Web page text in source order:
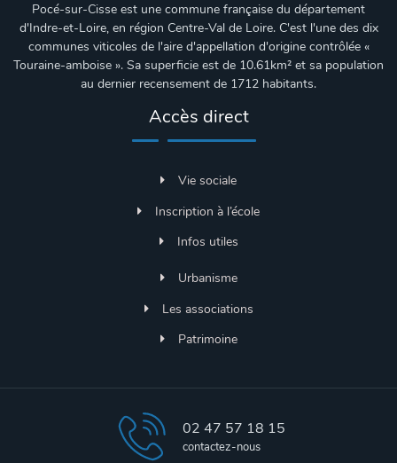
Pocé-sur-Cisse est une commune française du département
d'Indre-et-Loire, en région Centre-Val de Loire. C'est l'une des dix
communes viticoles de l'aire d'appellation d'origine contrôlée «
Touraine-amboise ». Sa superficie est de 10.61km² et sa population
au dernier recensement de 1712 habitants.
Accès direct
Vie sociale
Inscription à l’école
Infos utiles
Urbanisme
Les associations
Patrimoine
02 47 57 18 15
contactez-nous